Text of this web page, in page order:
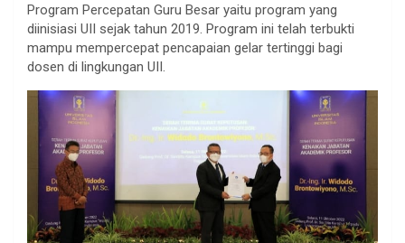
Program Percepatan Guru Besar yaitu program yang
diinisiasi UII sejak tahun 2019. Program ini telah terbukti
mampu mempercepat pencapaian gelar tertinggi bagi
dosen di lingkungan UII.